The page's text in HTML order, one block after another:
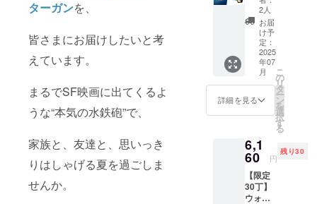
ターガンを、
皆さまにお届けしたいと考
えています。
まるでSF映画に出てくるよ
うな“本気の水鉄砲”で、
家族と、友達と、思いっき
りはしゃげる夏を過ごしま
せんか。
開発してい
ます。
【超々
早割
20％OF
F】 一
般販売
価格：
7,250円
⇒5,800
円
（1,450
円
） 【商
品詳
細】 ●
対象年
齢：8歳
以上 ●
2人
お届
け予
定：
2025
年07
月
詳細を見る
こ
の
リ
タ
ー
ン
を
選
択
す
る
6,1
60 円
残り30
【限定
30丁】
ウォー